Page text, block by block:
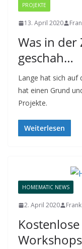
PROJEKTE
13. April 2020
Was in der
geschah…
Lange hat sich auf
hat einen Grund
Projekte.
Weiterlesen
HOMEMATIC NEWS
2. April 2020
Workshops